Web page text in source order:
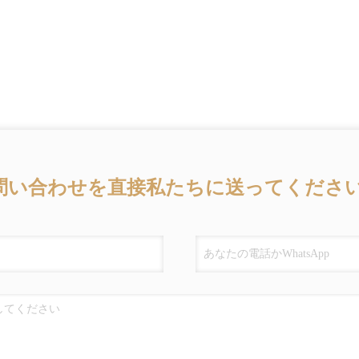
い合わせを直接私たちに送ってくださ